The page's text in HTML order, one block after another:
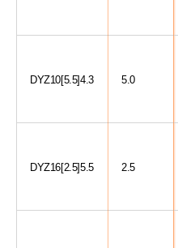
DYZ10[5.5]4.3 5.0
DYZ16[2.5]5.5 2.5